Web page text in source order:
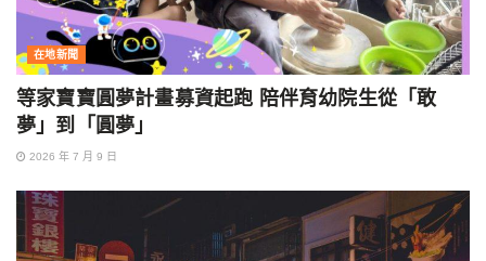
在地新聞
等家寶寶圓夢計畫募資起跑 陪伴育幼院生從「敢
夢」到「圓夢」
2026 年 7 月 9 日